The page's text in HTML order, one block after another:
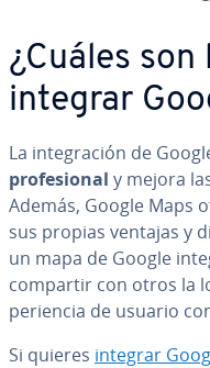
¿Cuáles
integrar
La in­te­gra­ción de
pro­fe­sio­nal y mejora
Además, Google Maps
sus propias ventajas y
un mapa de Google
compartir con otros la
pe­rie­n­cia de usuario
Si quieres integrar